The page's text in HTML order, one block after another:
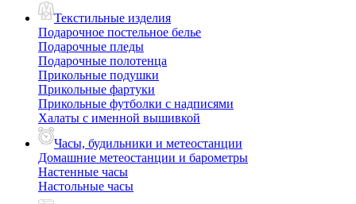
Текстильные изделия
Подарочное постельное белье
Подарочные пледы
Подарочные полотенца
Прикольные подушки
Прикольные фартуки
Прикольные футболки с надписями
Халаты с именной вышивкой
Часы, будильники и метеостанции
Домашние метеостанции и барометры
Настенные часы
Настольные часы